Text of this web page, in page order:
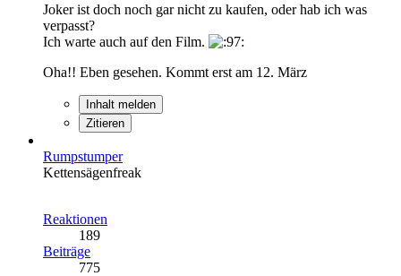
Joker ist doch noch gar nicht zu kaufen, oder hab ich was
verpasst?
Ich warte auch auf den Film.
Oha!! Eben gesehen. Kommt erst am 12. März
Inhalt melden
Zitieren
Rumpstumper
Kettensägenfreak
Reaktionen
189
Beiträge
775